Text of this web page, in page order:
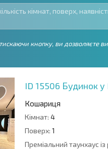
кнопку, ви дозволяєте
ID 15506 Будинок у
Кошариця
Кімнат: 4
Поверх: 1
Преміальний таунхаус